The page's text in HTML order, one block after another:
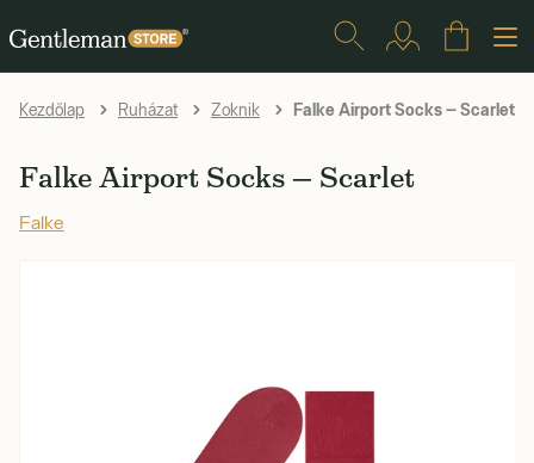
Kezdőlap Ruházat Zoknik Falke Airport Socks — Scarlet
Falke Airport Socks — Scarlet
Falke